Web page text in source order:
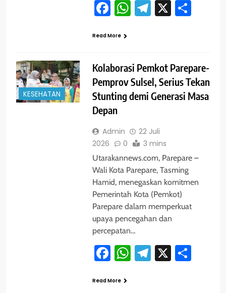
Facebook
WhatsApp
Telegram
X
Read More
KESEHATAN
Kolaborasi Pemkot Parepare-
Pemprov Sulsel, Serius Tekan
Stunting demi Generasi Masa
Depan
Admin
22 Juli
2026
0 3 mins
Utarakannews.com, Parepare –
Wali Kota Parepare, Tasming
Hamid, menegaskan komitmen
Pemerintah Kota (Pemkot)
Parepare dalam memperkuat
upaya pencegahan dan
percepatan…
Facebook
WhatsApp
Telegram
X
Read More